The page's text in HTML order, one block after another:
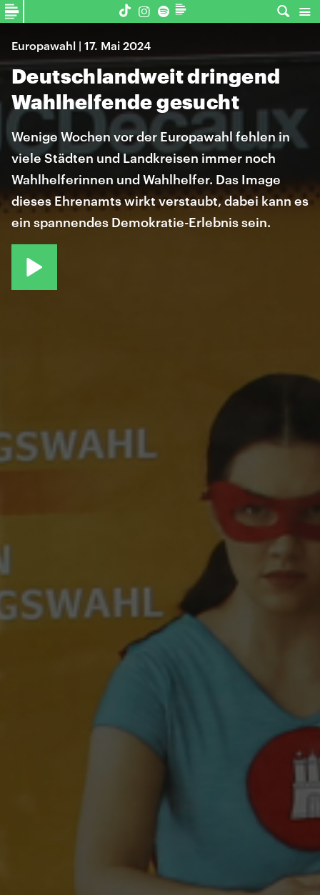
Europawahl | 17. Mai 2024
Deutschlandweit dringend
Wahlhelfende gesucht
Wenige Wochen vor der Europawahl fehlen in
viele Städten und Landkreisen immer noch
Wahlhelferinnen und Wahlhelfer. Das Image
dieses Ehrenamts wirkt verstaubt, dabei kann es
ein spannendes Demokratie-Erlebnis sein.